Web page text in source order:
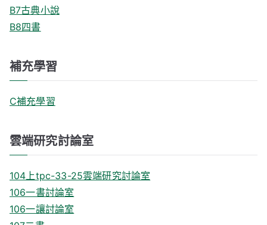
B7古典小說
B8四書
補充學習
C補充學習
雲端研究討論室
104上tpc-33-25雲端研究討論室
106一書討論室
106一讓討論室